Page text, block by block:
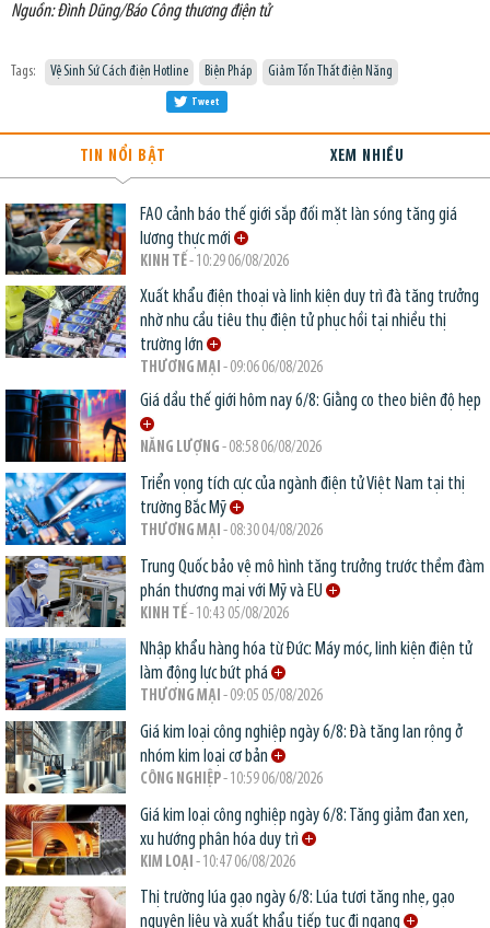
Nguồn: Đình Dũng/Báo Công thương điện tử
Tags: Vệ Sinh Sứ Cách điện Hotline Biện Pháp Giảm Tổn Thất điện Năng
Tweet
TIN NỔI BẬT XEM NHIỀU
FAO cảnh báo thế giới sắp đối mặt làn sóng tăng giá
lương thực mới
KINH TẾ- 10:29 06/08/2026
Xuất khẩu điện thoại và linh kiện duy trì đà tăng trưởng
nhờ nhu cầu tiêu thụ điện tử phục hồi tại nhiều thị
trường lớn
THƯƠNG MẠI - 09:06 06/08/2026
Giá dầu thế giới hôm nay 6/8: Giằng co theo biên độ hẹp
NĂNG LƯỢNG - 08:58 06/08/2026
Triển vọng tích cực của ngành điện tử Việt Nam tại thị
trường Bắc Mỹ
THƯƠNG MẠI - 08:30 04/08/2026
Trung Quốc bảo vệ mô hình tăng trưởng trước thềm đàm
phán thương mại với Mỹ và EU
KINH TẾ- 10:43 05/08/2026
Nhập khẩu hàng hóa từ Đức: Máy móc, linh kiện điện tử
làm động lực bứt phá
THƯƠNG MẠI - 09:05 05/08/2026
Giá kim loại công nghiệp ngày 6/8: Đà tăng lan rộng ở
nhóm kim loại cơ bản
CÔNG NGHIỆP- 10:59 06/08/2026
Giá kim loại công nghiệp ngày 6/8: Tăng giảm đan xen,
xu hướng phân hóa duy trì
KIM LOẠI - 10:47 06/08/2026
Thị trường lúa gạo ngày 6/8: Lúa tươi tăng nhẹ, gạo
nguyên liệu và xuất khẩu tiếp tục đi ngang